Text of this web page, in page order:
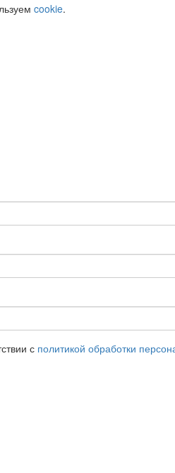
cookie.
с политикой обработки